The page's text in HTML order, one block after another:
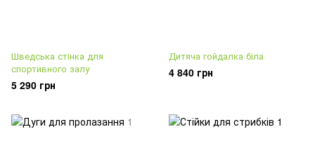
Шведська стінка для
спортивного залу
5 290 грн
Дитяча гойдалка біла
4 840 грн